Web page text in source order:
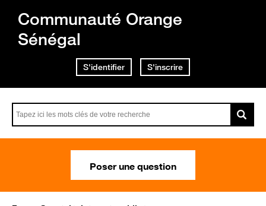
Communauté Orange
Sénégal
S'identifier S'inscrire
Poser une question